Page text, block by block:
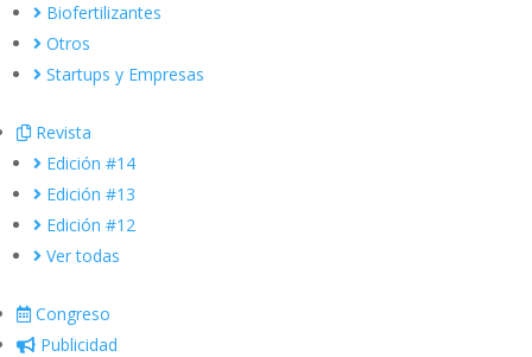
Biofertilizantes
Otros
Startups y Empresas
Revista
Edición #14
Edición #13
Edición #12
Ver todas
Congreso
Publicidad